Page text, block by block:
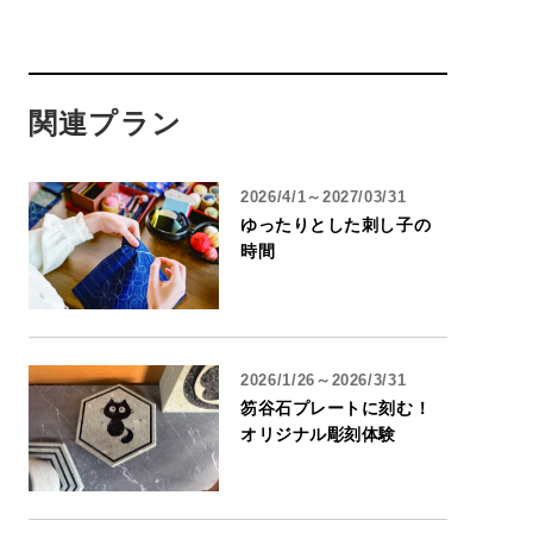
関連プラン
2026/4/1～2027/03/31
ゆったりとした刺し子の
時間
2026/1/26～2026/3/31
笏谷石プレートに刻む！
オリジナル彫刻体験